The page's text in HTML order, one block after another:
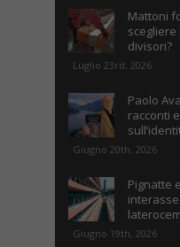
Mattoni
divisori?
Luglio 23rd, 2026
Paolo
racconti
Giugno 20th, 2026
Pignatte
Giugno 19th, 2026